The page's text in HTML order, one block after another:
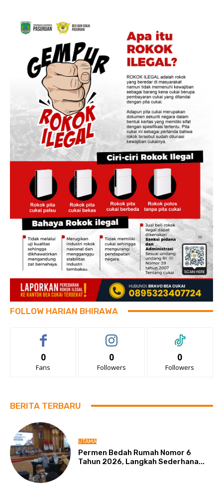
FOLLOW HARIAN BHIRAWA
0
Fans
0
Followers
0
Followers
BERITA TERBARU
UTAMA
Permen Bedah Rumah Nomor 6
Tahun 2026, Langkah Sederhana...